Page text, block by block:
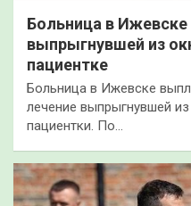
Больница в
выпрыгнувшей из
пациентке
Больница в Ижевске
лечение выпрыгнувшей
пациентки. По…